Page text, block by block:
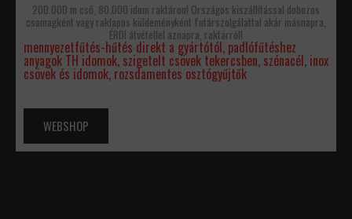
200.000 m cső, 80.000 idom raktáron! Országos kiszállítással dobozos
csomagként vagy raklapos küldeményként futárszolgálattal akár másnapra,
ÉRDI átvétellel aznapra, raktárról!
mennyezetfűtés-hűtés direkt a gyártótól, padlófűtéshez
anyagok TH idomok, szigetelt csövek tekercsben, szénacél, inox
csövek és idomok, rozsdamentes osztógyűjtők
WEBSHOP